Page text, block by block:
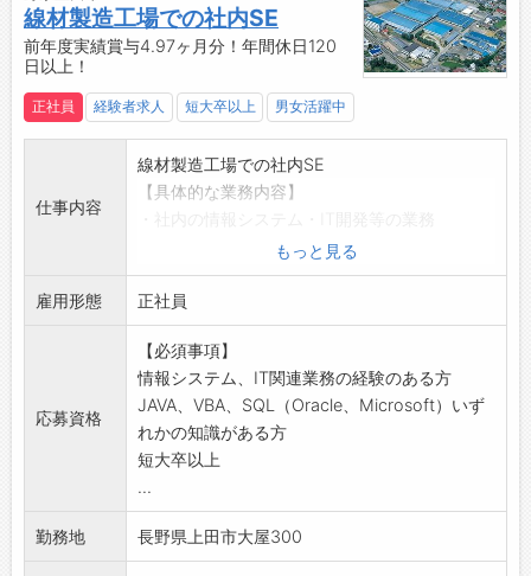
線材製造工場での社内SE
前年度実績賞与4.97ヶ月分！年間休日120
日以上！
正社員 経験者求人 短大卒以上 男女活躍中
仕事内容
線材製造工場での社内SE
【具体的な業務内容】
・社内の業務システムの改善、構築。
・パッケージソフトウエアの導入対応。
・情報ネットワークの改善、構築。
・パソコン、サーバーの導入、設定、サポート
等。
【おすすめポイント】
業務範囲が広く、幅の広い知識・経験が得られ
る
【やりがい】
開発だけを行うSEに比べて、人が困っていると
きに役に立てる場面が多くあります
【覚悟してほしいこと】
もっと見る
雇用形態 正社員
応募資格
【必須事項】
情報システム、IT関連業務の経験のある方
JAVA、VBA、SQL（Oracle、Microsoft）いず
れかの知識がある方
短大卒以上
...
勤務地 長野県上田市大屋300